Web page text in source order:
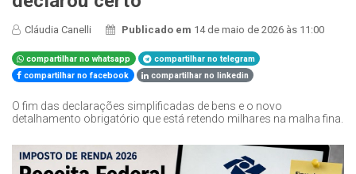
Cláudia Canelli Publicado em 14 de maio de 2026 às 11:00
compartilhar no whatsapp
compartilhar no telegram
compartilhar no facebook
compartilhar no linkedin
O fim das declarações simplificadas de bens e o novo
detalhamento obrigatório que está retendo milhares na malha fina.